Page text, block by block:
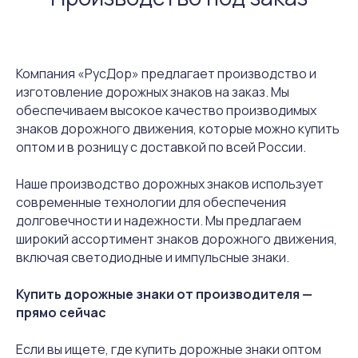
Компания «РусДор» предлагает производство и
изготовление дорожных знаков на заказ. Мы
обеспечиваем высокое качество производимых
знаков дорожного движения, которые можно купить
оптом и в розницу с доставкой по всей России.
Наше производство дорожных знаков использует
современные технологии для обеспечения
долговечности и надежности. Мы предлагаем
широкий ассортимент знаков дорожного движения,
включая светодиодные и импульсные знаки.
Купить дорожные знаки от производителя —
прямо сейчас
Если вы ищете, где купить дорожные знаки оптом
Каталог
Маски
Основы
ОДД
Плёнки
Услуги
Монтаж
Проектирование
Разметка
О компании
Опоры, крепления
Светофоры